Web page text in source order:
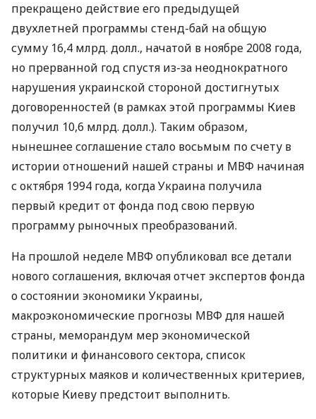
прекращено действие его предыдущей
двухлетней программы стенд-бай на общую
сумму 16,4 млрд. долл., начатой в ноябре 2008 года,
но прерванной год спустя из-за неоднократного
нарушения украинской стороной достигнутых
договоренностей (в рамках этой программы Киев
получил 10,6 млрд. долл.). Таким образом,
нынешнее соглашение стало восьмым по счету в
истории отношений нашей страны и МВФ начиная
с октября 1994 года, когда Украина получила
первый кредит от фонда под свою первую
программу рыночных преобразований.
На прошлой неделе МВФ опубликовал все детали
нового соглашения, включая отчет экспертов фонда
о состоянии экономики Украины,
макроэкономические прогнозы МВФ для нашей
страны, меморандум мер экономической
политики и финансового сектора, список
структурных маяков и количественных критериев,
которые Киеву предстоит выполнить.